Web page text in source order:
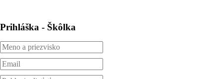
Prihláška - Škôlka